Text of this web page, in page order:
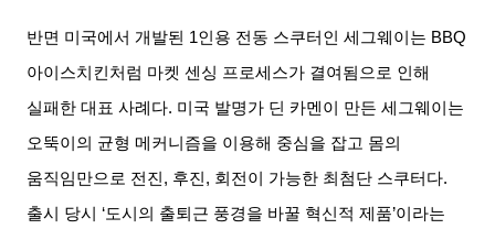
반면 미국에서 개발된 1인용 전동 스쿠터인 세그웨이는 BBQ
아이스치킨처럼 마켓 센싱 프로세스가 결여됨으로 인해
실패한 대표 사례다. 미국 발명가 딘 카멘이 만든 세그웨이는
오뚝이의 균형 메커니즘을 이용해 중심을 잡고 몸의
움직임만으로 전진, 후진, 회전이 가능한 최첨단 스쿠터다.
출시 당시
‘도시의 출퇴근 풍경을 바꿀 혁신적 제품’이라는